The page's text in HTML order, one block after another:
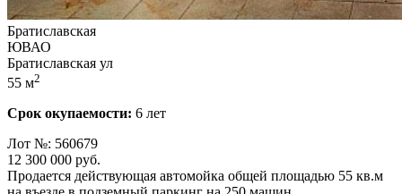
Братиславская
ЮВАО
Братиславская ул
55 м2
Срок окупаемости: 6 лет
Лот №: 560679
12 300 000 руб.
Продается действующая автомойка общей площадью 55 кв.м